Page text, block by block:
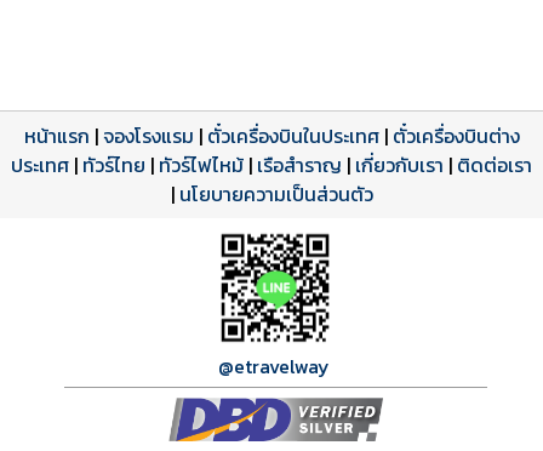
โปรแกรมทัวร์
ดาวน์โหลด PDF
รีวิวลูกค้าจริง
รีวิวจาก eTravelWay
เปิดหน้าเต็ม
ใบอนุญาตนำเที่ยว
เลขที่ 11/11450
เปิดหน้าเต็ม
หน้าแรก |จองโรงแรม | ตั๋วเครื่องบินในประเทศ| ตั๋วเครื่องบินต่าง
ประเทศ | ทัวร์ไทย | ทัวร์ไฟไหม้ | เรือสำราญ | เกี่ยวกับเรา | ติดต่อเรา
| นโยบายความเป็นส่วนตัว
@etravelway